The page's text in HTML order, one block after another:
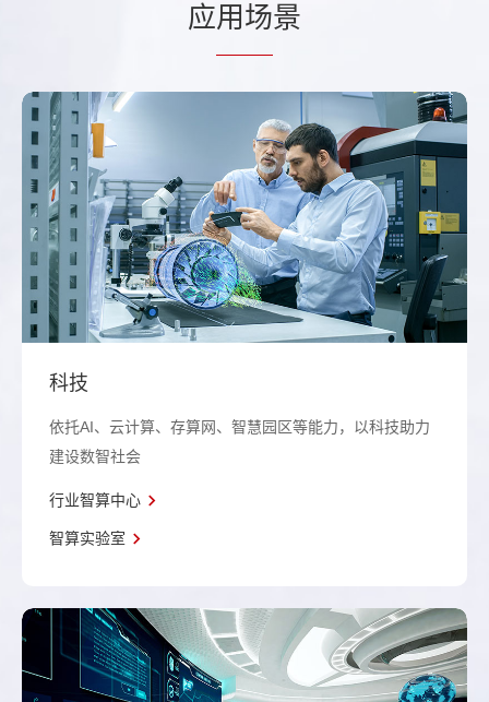
应用场景
科技
依托AI、云计算、存算网、智慧园区等能力，以科技助力
建设数智社会
行业智算中心
智算实验室